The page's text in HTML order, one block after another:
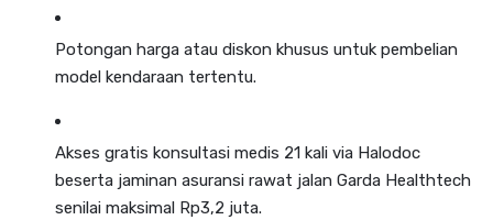
Potongan harga atau diskon khusus untuk pembelian
model kendaraan tertentu.
Akses gratis konsultasi medis 21 kali via Halodoc
beserta jaminan asuransi rawat jalan Garda Healthtech
senilai maksimal Rp3,2 juta.